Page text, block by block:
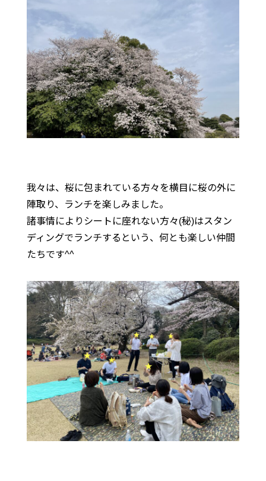
我々は、桜に包まれている方々を横目に桜の外に
陣取り、ランチを楽しみました。
諸事情によりシートに座れない方々(秘)はスタン
ディングでランチするという、何とも楽しい仲間
たちです^^